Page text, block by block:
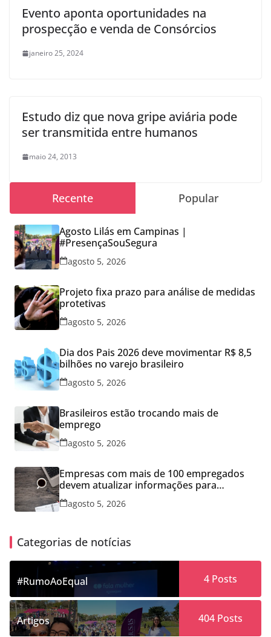
Evento aponta oportunidades na
prospecção e venda de Consórcios
janeiro 25, 2024
Estudo diz que nova gripe aviária pode
ser transmitida entre humanos
maio 24, 2013
Recente Popular
Agosto Lilás em Campinas |
#PresençaSouSegura
agosto 5, 2026
Projeto fixa prazo para análise de medidas
protetivas
agosto 5, 2026
Dia dos Pais 2026 deve movimentar R$ 8,5
bilhões no varejo brasileiro
agosto 5, 2026
Brasileiros estão trocando mais de
emprego
agosto 5, 2026
Empresas com mais de 100 empregados
devem atualizar informações para
Relatório de Transparência Salarial
agosto 5, 2026
Categorias de notícias
#RumoAoEqual 4Posts
Artigos 404Posts